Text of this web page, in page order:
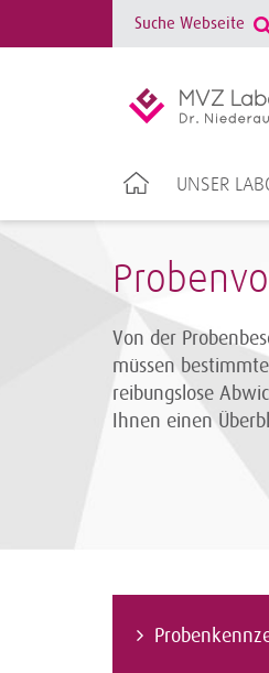
UNSER
Von der
müssen
reibungslose
Ihnen einen